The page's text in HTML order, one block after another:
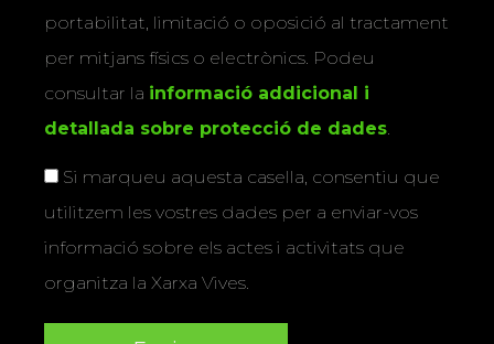
portabilitat, limitació o oposició al tractament
per mitjans físics o electrònics. Podeu
consultar la informació addicional i
detallada sobre protecció de dades.
Si marqueu aquesta casella, consentiu que
utilitzem les vostres dades per a enviar-vos
informació sobre els actes i activitats que
organitza la Xarxa Vives.